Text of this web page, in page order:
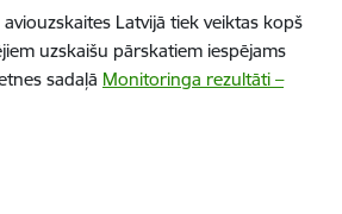
Latvijā tiek veiktas kopš
uzskaišu pārskatiem iespējams
sadaļā Monitoringa rezultāti –